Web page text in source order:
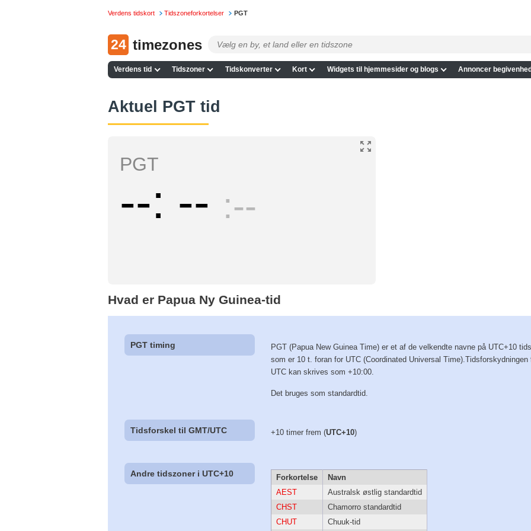
Verdens tidskort Tidszoneforkortelser PGT
24 timezones
Verdens tid Tidszoner Tidskonverter Kort Widgets til hjemmesider og blogs Annoncer
Aktuel PGT tid
PGT
-- -- --
Hvad er Papua Ny Guinea-tid
PGT timing
PGT (Papua New Guinea Time) er et af de velkendte navne på UTC+10
som er 10 t. foran for UTC (Coordinated Universal Time).Tidsforskydningen
UTC kan skrives som +10:00.
Det bruges som standardtid.
Tidsforskel til GMT/UTC +10 timer frem (UTC+10)
Andre tidszoner i UTC+10 Forkortelse
Navn
AEST
Australsk østlig standardtid
CHST
Chamorro standardtid
CHUT
Chuuk-tid